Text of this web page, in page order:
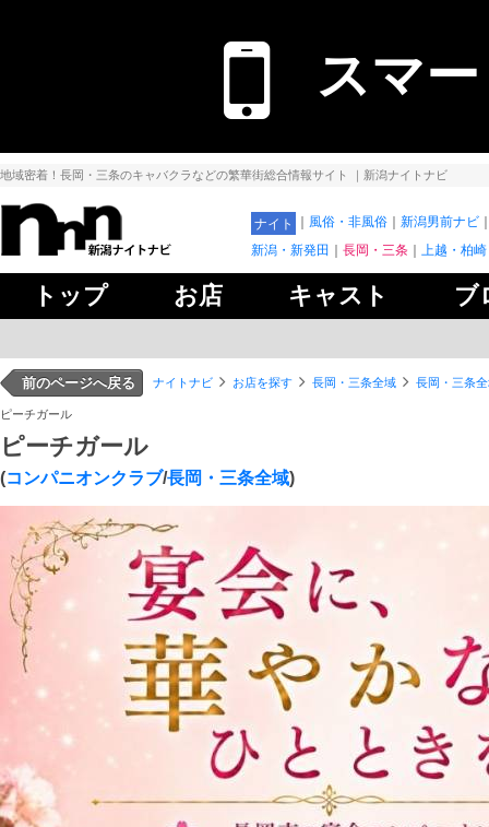
スマ
地域密着！長岡・三条のキャバクラなどの繁華街総合情報サイト ｜新潟ナイトナビ
ナイト 風俗・非風俗
新潟男前ナビ
新潟・新発田
長岡・三条 上越・柏
トップ お店 キャスト ブ
前のページへ戻る ナイトナビ お店を探す 長岡・三条全域 長岡・三条
ピーチガール
ピーチガール
(コンパニオンクラブ/長岡・三条全域)